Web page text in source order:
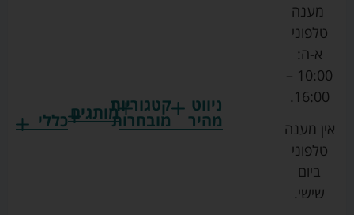
ניווט
מהיר
קטגוריות
מובחרותמותגים
גרקו
כללי
מענה
טלפוני
א-ה:
10:00 –
16:00.
אין מענה
טלפוני
ביום
שישי.